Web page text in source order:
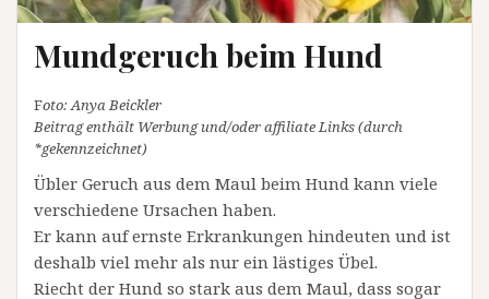
Mundgeruch beim Hund
Foto: Anya Beickler
Beitrag enthält Werbung und/oder affiliate Links (durch
*gekennzeichnet)
Übler Geruch aus dem Maul beim Hund kann viele
verschiedene Ursachen haben.
Er kann auf ernste Erkrankungen hindeuten und ist
deshalb viel mehr als nur ein lästiges Übel.
Riecht der Hund so stark aus dem Maul, dass sogar